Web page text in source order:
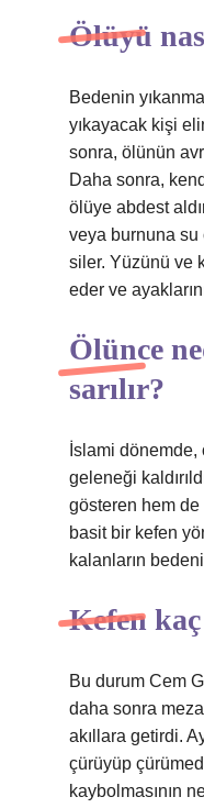
Ölüyü
Bedenin
yıkayacak kişi
sonra, ölünün
Daha sonra,
ölüye abdest
veya burnuna su
siler. Yüzünü ve
eder ve
Ölünce
sarılır?
İslami
geleneği
gösteren hem de
basit bir kefen
kalanların
Kefen
Bu durum Cem
daha sonra
akıllara getirdi.
çürüyüp
kaybolmasının